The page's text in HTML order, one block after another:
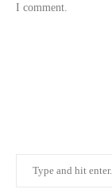
I comment.